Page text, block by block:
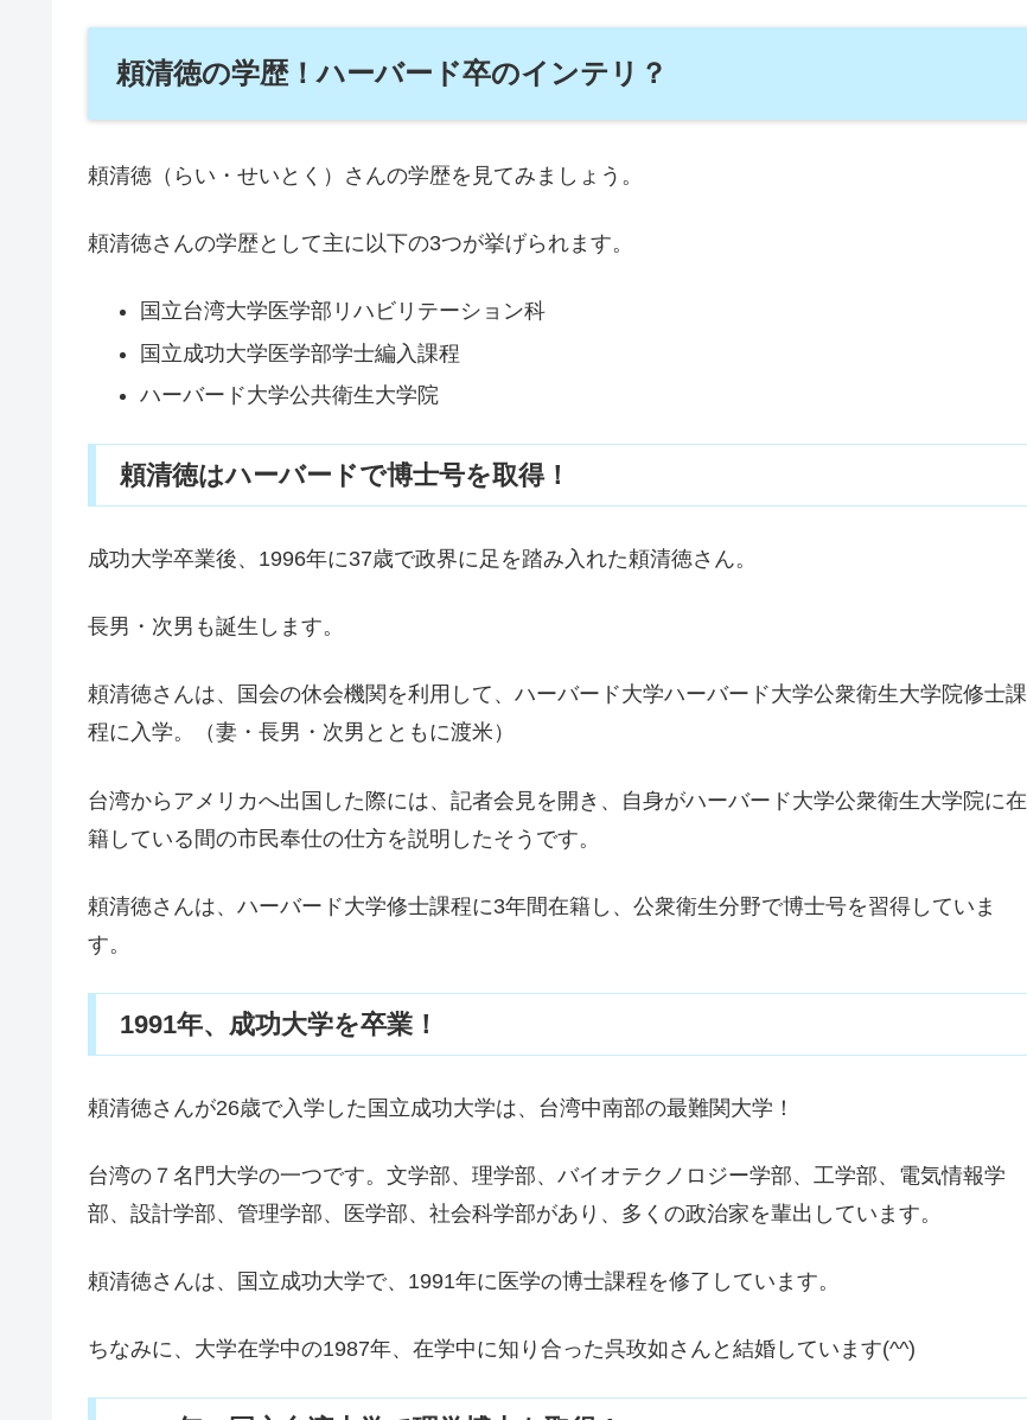
頼清徳の学歴！ハーバード卒のインテリ？
頼清徳（らい・せいとく）さんの学歴を見てみましょう。
頼清徳さんの学歴として主に以下の3つが挙げられます。
国立台湾大学医学部リハビリテーション科
国立成功大学医学部学士編入課程
ハーバード大学公共衛生大学院
頼清徳はハーバードで博士号を取得！
成功大学卒業後、1996年に37歳で政界に足を踏み入れた頼清徳さん。
長男・次男も誕生します。
頼清徳さんは、国会の休会機関を利用して、ハーバード大学ハーバード大学公衆衛生大学院修士課
程に入学。（妻・長男・次男とともに渡米）
台湾からアメリカへ出国した際には、記者会見を開き、自身がハーバード大学公衆衛生大学院に在
籍している間の市民奉仕の仕方を説明したそうです。
頼清徳さんは、ハーバード大学修士課程に3年間在籍し、 公衆衛生分野で博士号を習得していま
す。
1991年、成功大学を卒業！
頼清徳さんが26歳で入学した国立成功大学は、台湾中南部の最難関大学！
台湾の７名門大学の一つです。文学部、理学部、バイオテクノロジー学部、工学部、電気情報学
部、設計学部、管理学部、医学部、社会科学部があり、多くの政治家を輩出しています。
頼清徳さんは、国立成功大学で、1991年に医学の博士課程を修了しています。
ちなみに、大学在学中の1987年、在学中に知り合った呉玫如さんと結婚しています(^^)